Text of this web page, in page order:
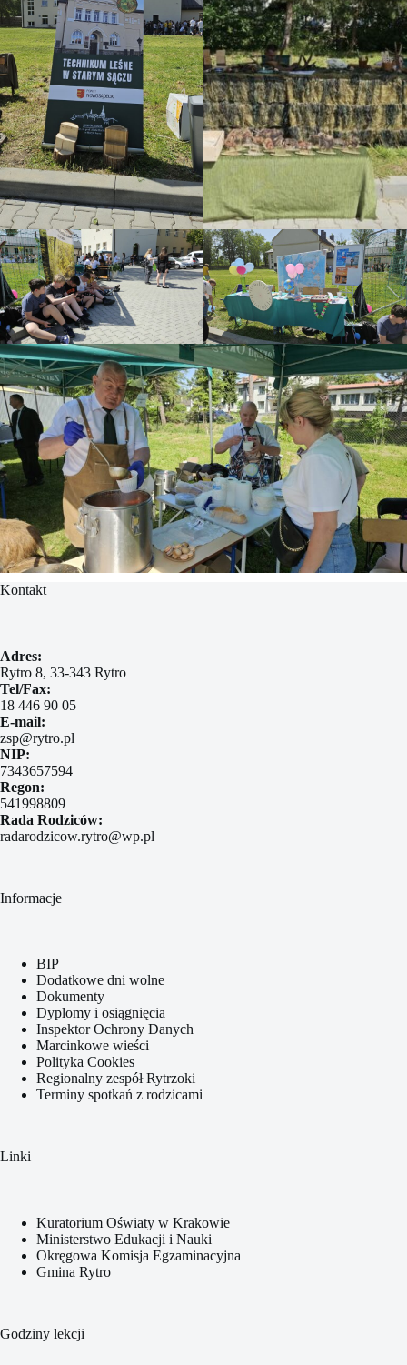
Kontakt
Adres:
Rytro 8, 33-343 Rytro
Tel/Fax:
18 446 90 05
E-mail:
zsp@rytro.pl
NIP:
7343657594
Regon:
541998809
Rada Rodziców:
radarodzicow.rytro@wp.pl
Informacje
BIP
Dodatkowe dni wolne
Dokumenty
Dyplomy i osiągnięcia
Inspektor Ochrony Danych
Marcinkowe wieści
Polityka Cookies
Regionalny zespół Rytrzoki
Terminy spotkań z rodzicami
Linki
Kuratorium Oświaty w Krakowie
Ministerstwo Edukacji i Nauki
Okręgowa Komisja Egzaminacyjna
Gmina Rytro
Godziny lekcji